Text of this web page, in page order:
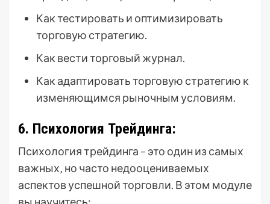
Как тестировать и оптимизировать
торговую стратегию.
Как вести торговый журнал.
Как адаптировать торговую стратегию к
изменяющимся рыночным условиям.
6. Психология Трейдинга:
Психология трейдинга – это один из самых
важных‚ но часто недооцениваемых
аспектов успешной торговли. В этом модуле